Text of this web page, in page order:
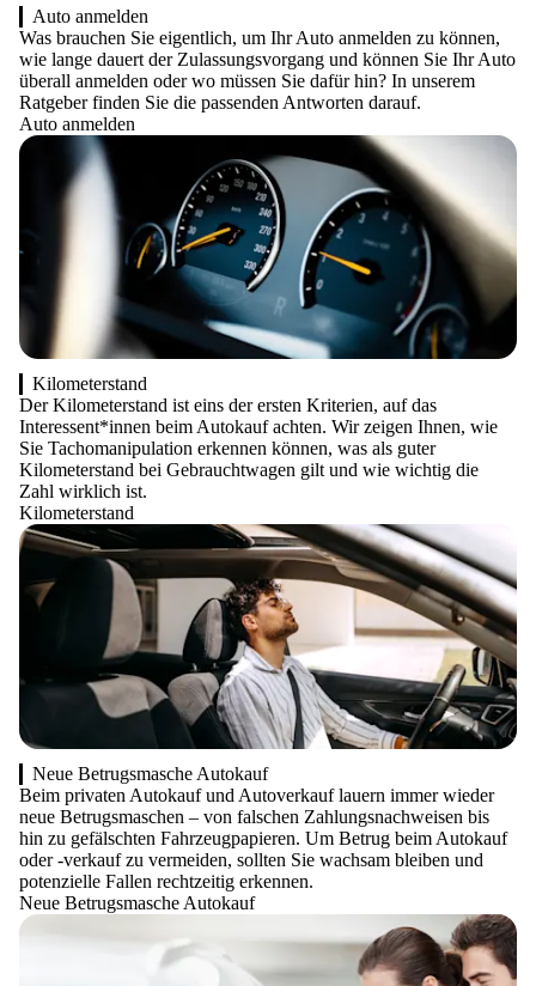
Auto anmelden
Was brauchen Sie eigentlich, um Ihr Auto anmelden zu können,
wie lange dauert der Zulassungsvorgang und können Sie Ihr Auto
überall anmelden oder wo müssen Sie dafür hin? In unserem
Ratgeber finden Sie die passenden Antworten darauf.
Auto anmelden
Kilometerstand
Der Kilometerstand ist eins der ersten Kriterien, auf das
Interessent*innen beim Autokauf achten. Wir zeigen Ihnen, wie
Sie Tachomanipulation erkennen können, was als guter
Kilometerstand bei Gebrauchtwagen gilt und wie wichtig die
Zahl wirklich ist.
Kilometerstand
Neue Betrugsmasche Autokauf
Beim privaten Autokauf und Autoverkauf lauern immer wieder
neue Betrugsmaschen – von falschen Zahlungsnachweisen bis
hin zu gefälschten Fahrzeugpapieren. Um Betrug beim Autokauf
oder -verkauf zu vermeiden, sollten Sie wachsam bleiben und
potenzielle Fallen rechtzeitig erkennen.
Neue Betrugsmasche Autokauf